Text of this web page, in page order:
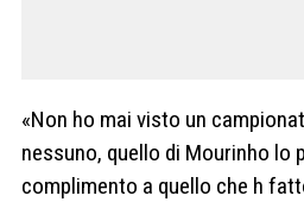
«Non ho mai visto un
nessuno, quello di Mourinho lo
complimento a quello che h